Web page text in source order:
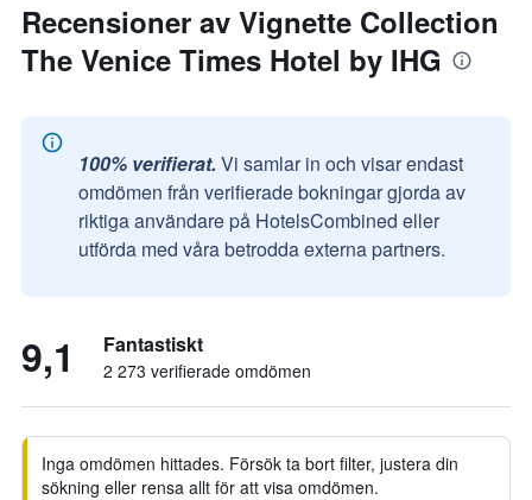
Recensioner av Vignette Collection
The Venice Times Hotel by IHG
100% verifierat. Vi samlar in och visar endast
omdömen från verifierade bokningar gjorda av
riktiga användare på HotelsCombined eller
utförda med våra betrodda externa partners.
9,1 Fantastiskt
2 273 verifierade omdömen
Inga omdömen hittades. Försök ta bort filter, justera din
sökning eller rensa allt för att visa omdömen.